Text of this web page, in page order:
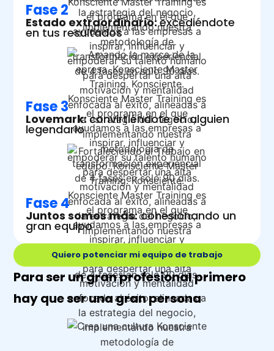
Fase 2
Estado extraordinario:excediéndote
en tus resultados
Fase 3
Lovemark:convirtiéndote en alguien
legendario
Fase 4
Juntos somos más:cohesionando un
gran equipo
Quiero potenciar mi equipo de trabajo
Para ser un gran profesional primero
hay que ser una gran persona